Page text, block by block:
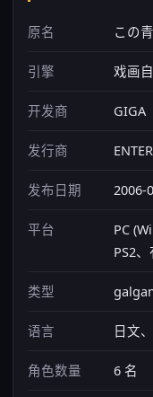
原名 この
引擎 戏画
开发商 GIGA
发行商
发布日期 2006-
平台
PC
PS2
类型
语言 日文
角色数量 6 名